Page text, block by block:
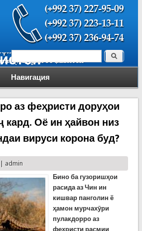
Навигация
Форма поиска Поиск
аз феҳристи доруҳои
кард. Оё ин ҳайвон низ
вируси корона буд?
admin
Бино ба гузоришҳои
расида аз Чин ин
кишвар панголин ё
ҳамон мурчахӯри
пулакдорро аз
феҳристи расмии